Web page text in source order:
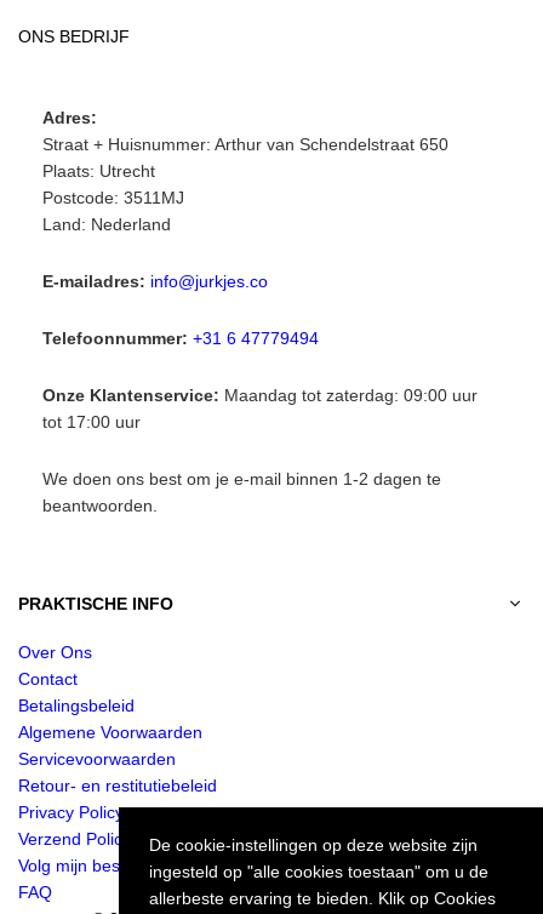
ONS BEDRIJF
Adres:
Straat + Huisnummer: Arthur van Schendelstraat 650
Plaats: Utrecht
Postcode: 3511MJ
Land: Nederland
E-mailadres: info@jurkjes.co
Telefoonnummer: +31 6 47779494
Onze Klantenservice: Maandag tot zaterdag: 09:00 uur
tot 17:00 uur
We doen ons best om je e-mail binnen 1-2 dagen te
beantwoorden.
PRAKTISCHE INFO
Over Ons
Contact
Betalingsbeleid
Algemene Voorwaarden
Servicevoorwaarden
Retour- en restitutiebeleid
Privacy Policy
Verzend Policy
Volg mijn bestelling
FAQ
De cookie-instellingen op deze website zijn
ingesteld op "alle cookies toestaan" om u de
allerbeste ervaring te bieden. Klik op Cookies